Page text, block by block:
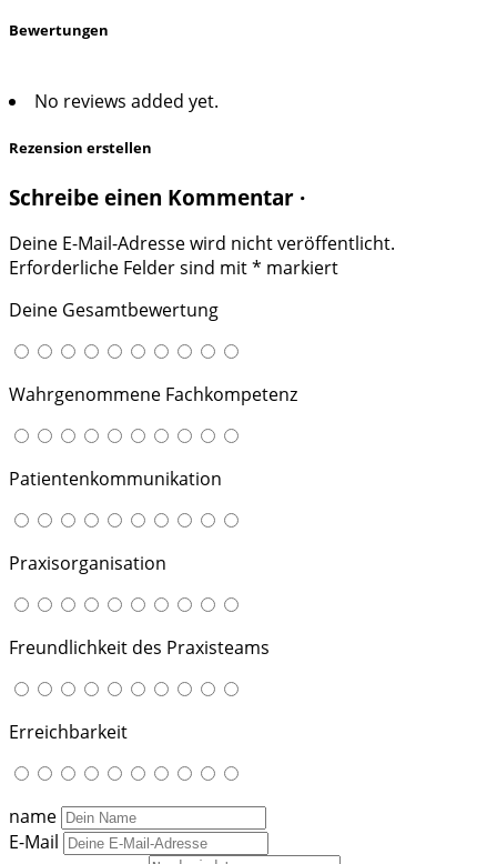
Bewertungen
No reviews added yet.
Rezension erstellen
Schreibe einen Kommentar ·
Deine E-Mail-Adresse wird nicht veröffentlicht.
Erforderliche Felder sind mit* markiert
Deine Gesamtbewertung
Wahrgenommene Fachkompetenz
Patientenkommunikation
Praxisorganisation
Freundlichkeit des Praxisteams
Erreichbarkeit
name
E-Mail